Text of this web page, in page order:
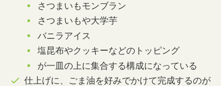
さつまいもモンブラン
さつまいもや大学芋
バニラアイス
塩昆布やクッキーなどのトッピング
が一皿の上に集合する構成になっている
仕上げに、ごま油を好みでかけて完成するのが